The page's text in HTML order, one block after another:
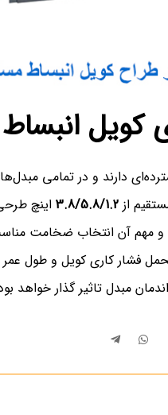
کویل
دارند و در تمامی
از 3.8/5.8/1.2 اینچ
و مهم آن انتخاب ضخامت
فشار کاری کویل و طول
مبدل تاثیر گذار خواهد